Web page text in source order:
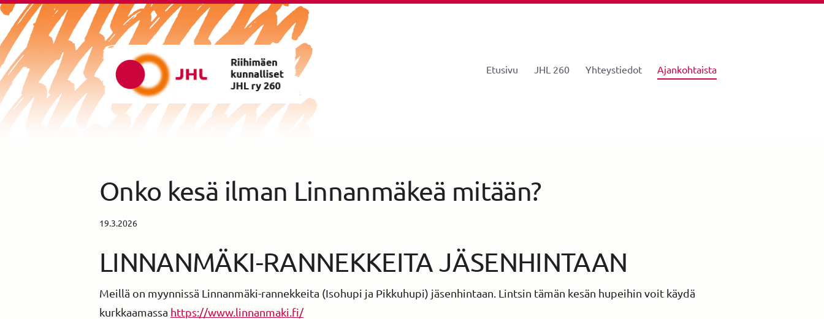
Siirry
sivun
sisältöön
Riihimäen Kunnalliset ry yhdistys 260
Etusivu JHL 260 Yhteystiedot Ajankohtaista
Onko kesä ilman Linnanmäkeä mitään?
19.3.2026
LINNANMÄKI-RANNEKKEITA JÄSENHINTAAN
Meillä on myynnissä Linnanmäki-rannekkeita (Isohupi ja Pikkuhupi) jäsenhintaan. Lintsin tämän kesän hupeihin voit käydä
kurkkaamassa https://www.linnanmaki.fi/